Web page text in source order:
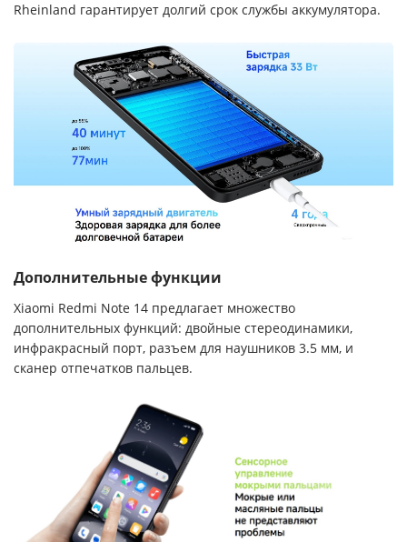
Rheinland гарантирует долгий срок службы аккумулятора.
Дополнительные функции
Xiaomi Redmi Note 14 предлагает множество
дополнительных функций: двойные стереодинамики,
инфракрасный порт, разъем для наушников 3.5 мм, и
сканер отпечатков пальцев.